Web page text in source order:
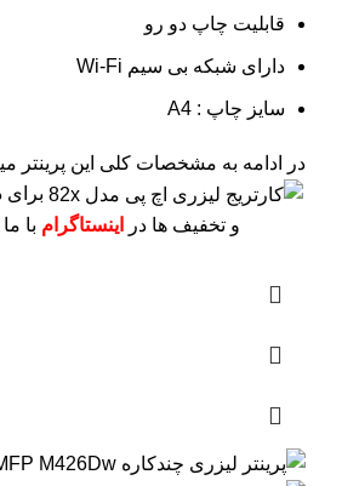
قابلیت چاپ دو رو
دارای شبکه بی سیم Wi-Fi
سایز چاپ : A4
در ادامه به مشخصات کلی این پرینتر
برای
و تخفیف ها در
اینستاگرام با